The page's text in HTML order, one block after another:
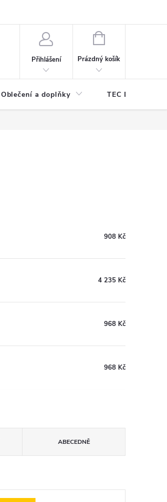
Přihlášení
NÁKUPNÍ
Prázdný košík
Oblečení a doplňky TEC DIVE
908 Kč
4 235 Kč
968 Kč
968 Kč
ABECEDNĚ